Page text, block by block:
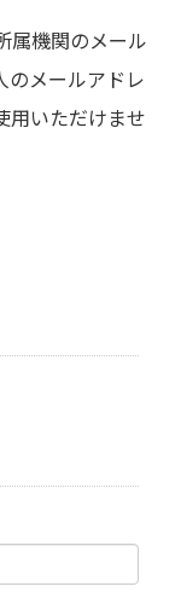
属機関のメール
のメールアドレ
用いただけませ